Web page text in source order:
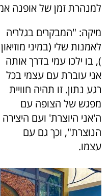
למנהרת זמן של אופנה
מיקה: "המבקרים בגלריה
לאמנות שלי (במיני מוזיאון
), בו ילכו עמי בדרך אותה
אני עוברת עם עצמי בכל
רגע נתון. זו תהיה חוויית
מפגש של הצופה עם
ה'אני היוצרת' ועם היצירה
הנוצרת", וכך גם עם
עצמו.